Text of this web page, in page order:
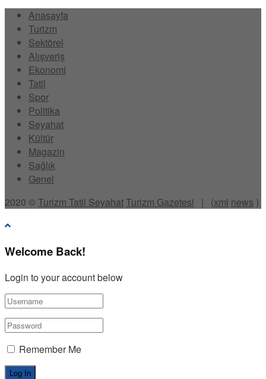
Anasayfa
Turizm
Sektörel
Alışveriş
Ekonomi
Tatil
Spor
Politika
Seyahat
Kültür
Magazin
Sağlık
Genel
2020 ©Turizm Tatil SeyahatTurizm Gazetesi | (xml news )
Welcome Back!
Login to your account below
Remember Me